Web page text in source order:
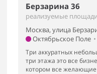
Берзарина 36
реализуемые
Москва, улица
Октябрьское Поле •
Три аккуратных
три этажа это все
котором все желающие